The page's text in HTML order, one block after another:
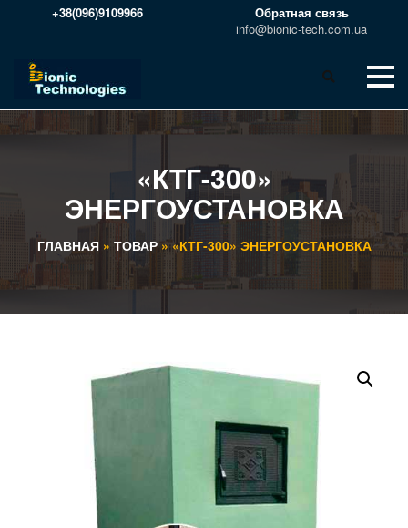
+38(096)9109966
Обратная связь
info@bionic-tech.com.ua
«КТГ-300»
ЭНЕРГОУСТАНОВКА
ГЛАВНАЯ» ТОВАР»«КТГ-300» ЭНЕРГОУСТАНОВКА